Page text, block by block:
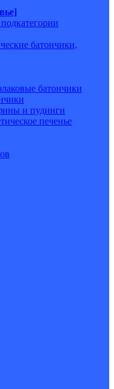
батончики,
батончики
и пудинги
печенье